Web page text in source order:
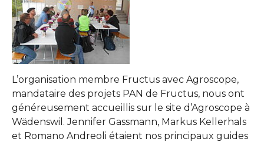
L’organisation membre Fructus avec Agroscope,
mandataire des projets PAN de Fructus, nous ont
généreusement accueillis sur le site d’Agroscope à
Wädenswil. Jennifer Gassmann, Markus Kellerhals
et Romano Andreoli étaient nos principaux guides